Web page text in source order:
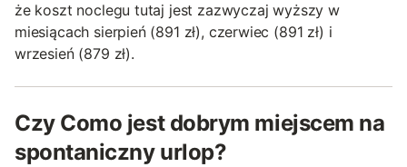
że koszt noclegu tutaj jest zazwyczaj wyższy w
miesiącach sierpień (891 zł), czerwiec (891 zł) i
wrzesień (879 zł).
Czy Como jest dobrym miejscem na
spontaniczny urlop?